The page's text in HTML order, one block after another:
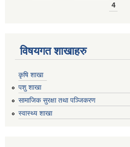
4
विषयगत शाखाहरु
कृषि शाखा
पशु शाखा
सामाजिक सुरक्षा तथा पञ्जिकरण
स्वास्थ्य शाखा